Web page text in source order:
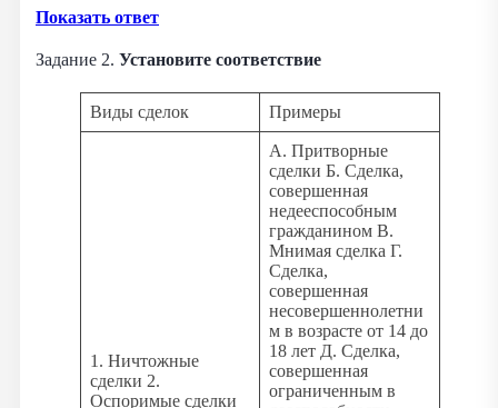
Показать ответ
Задание 2. Установите соответствие
Виды сделок Примеры
1. Ничтожные
сделки 2.
Оспоримые сделки
А. Притворные
сделки Б. Сделка,
совершенная
недееспособным
гражданином В.
Мнимая сделка Г.
Сделка,
совершенная
несовершеннолетни
м в возрасте от 14 до
18 лет Д. Сделка,
совершенная
ограниченным в